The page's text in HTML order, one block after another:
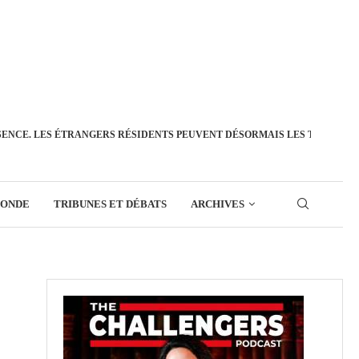
LES ÉTRANGERS RÉSIDENTS PEUVENT DÉSORMAIS LES
TRIBUNES ET DÉBATS ARCHIVES